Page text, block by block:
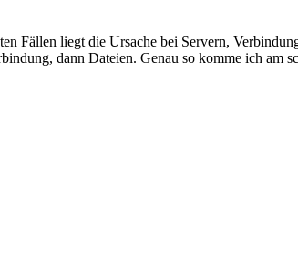
Fällen liegt die Ursache bei Servern,
dann Dateien. Genau so komme ich am